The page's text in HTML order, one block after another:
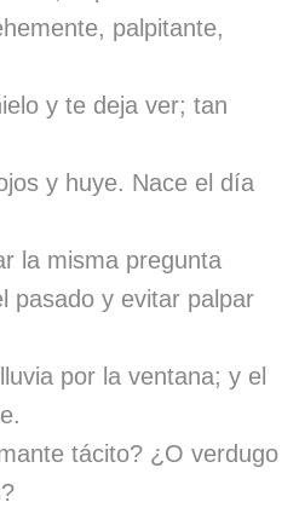
palpitante,
y te deja ver; tan
y huye. Nace el día
la misma pregunta
pasado y evitar palpar
por la ventana; y el
tácito? ¿O verdugo